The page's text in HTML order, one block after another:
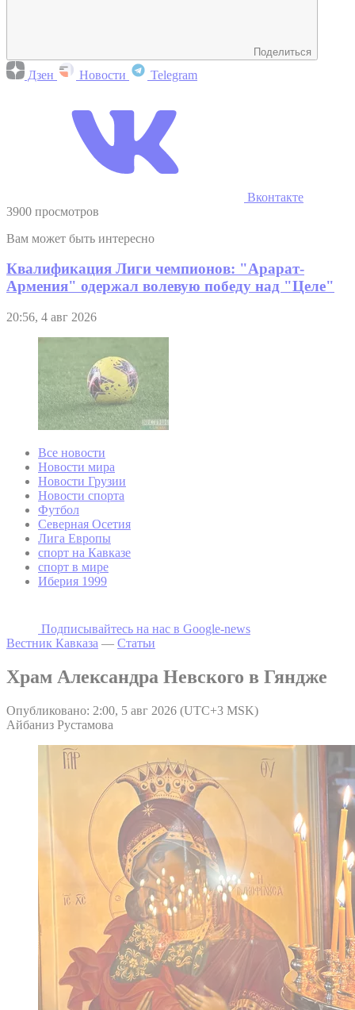
Поделиться
Дзен Новости Telegram
Вконтакте
3900 просмотров
Вам может быть интересно
Квалификация Лиги чемпионов: "Арарат-
Армения" одержал волевую победу над "Целе"
20:56, 4 авг 2026
Все новости
Новости мира
Новости Грузии
Новости спорта
Футбол
Северная Осетия
Лига Европы
спорт на Кавказе
спорт в мире
Иберия 1999
Подписывайтесь на наc в Google-news
Вестник Кавказа — Статьи
Храм Александра Невского в Гяндже
Опубликовано: 2:00, 5 авг 2026 (UTC+3 MSK)
Айбаниз Рустамова